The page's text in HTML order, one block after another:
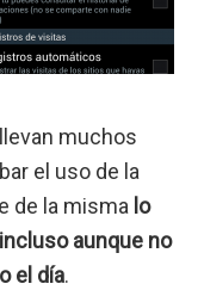
muchos
el uso de la
de la misma lo
aunque no
el día.